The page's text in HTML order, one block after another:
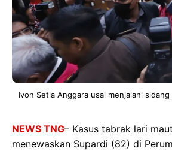
Ivon Setia Anggara usai menjalani
NEWS TNG– Kasus tabrak lari
menewaskan Supardi (82) di